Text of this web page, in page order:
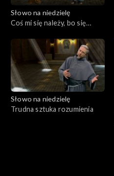
Słowo na niedzielę
Coś mi się należy, bo się
Słowo na niedzielę
Trudna sztuka rozumienia